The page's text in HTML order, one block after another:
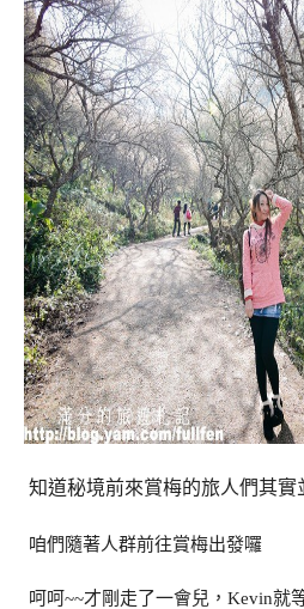
知道秘境前來賞梅的旅人們其實
咱們隨著人群前往賞梅出發囉
呵呵~~才剛走了一會兒，Kevin就